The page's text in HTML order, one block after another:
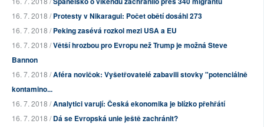
16. 7. 2018 /Protesty v Nikaragui: Počet obětí dosáhl 273
16. 7. 2018 /Peking zasévá rozkol mezi USA a EU
16. 7. 2018 /Větší hrozbou pro Evropu než Trump je možná Steve
Bannon
16. 7. 2018 /Aféra novičok: Vyšetřovatelé zabavili stovky "potenciálně
kontamino...
16. 7. 2018 /Analytici varují: Česká ekonomika je blízko přehřátí
16. 7. 2018 /Dá se Evropská unie ještě zachránit?